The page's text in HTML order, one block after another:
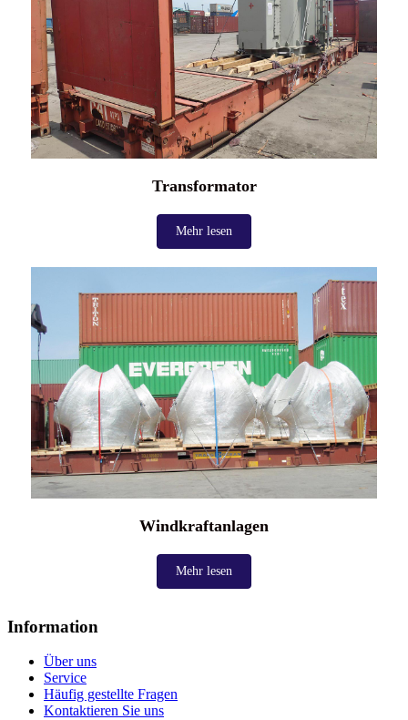
Transformator
Mehr lesen
Windkraftanlagen
Mehr lesen
Information
Über uns
Service
Häufig gestellte Fragen
Kontaktieren Sie uns